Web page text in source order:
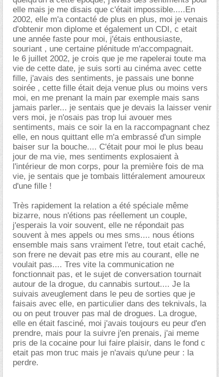
elle mais je me disais que c'était impossible.....En
2002, elle m'a contacté de plus en plus, moi je venais
d'obtenir mon diplome et également un CDI, c etait
une année faste pour moi, j'étais enthousiaste,
souriant , une certaine plénitude m'accompagnait.
le 6 juillet 2002, je crois que je me rapelerai toute ma
vie de cette date, je suis sorti au cinéma avec cette
fille, j'avais des sentiments, je passais une bonne
soirée , cette fille était deja venue plus ou moins vers
moi, en me prenant la main par exemple mais sans
jamais parler... je sentais que je devais la laisser venir
vers moi, je n'osais pas trop lui avouer mes
sentiments, mais ce soir la en la raccompagnant chez
elle, en nous quittant elle m'a embrassé d'un simple
baiser sur la bouche.... C'était pour moi le plus beau
jour de ma vie, mes sentiments explosaient à
l'intérieur de mon corps, pour la première fois de ma
vie, je sentais que je tombais littéralement amoureux
d'une fille !
Très rapidement la relation a été spéciale même
bizarre, nous n'étions pas réellement un couple,
j'esperais la voir souvent, elle ne répondait pas
souvent à mes appels ou mes sms.... nous étions
ensemble mais sans vraiment l'etre, tout etait caché,
son frere ne devait pas etre mis au courant, elle ne
voulait pas.... Tres vite la communication ne
fonctionnait pas, et le sujet de conversation tournait
autour de la drogue, du cannabis surtout.... Je la
suivais aveuglement dans le peu de sorties que je
faisais avec elle, en particulier dans des teknivals, la
ou on peut trouver pas mal de drogues. La drogue,
elle en était fasciné, moi j'avais toujours eu peur d'en
prendre, mais pour la suivre j'en prenais, j'ai meme
pris de la cocaine pour lui faire plaisir, dans le fond c
etait pas mon truc mais je n'avais qu'une peur : la
perdre.